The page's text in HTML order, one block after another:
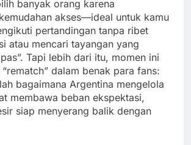
banyak orang karena
akses—ideal untuk kamu
pertandingan tanpa ribet
atau mencari tayangan yang
Tapi lebih dari itu, momen ini
dalam benak para fans:
bagaimana Argentina mengelola
membawa beban ekspektasi,
siap menyerang balik dengan